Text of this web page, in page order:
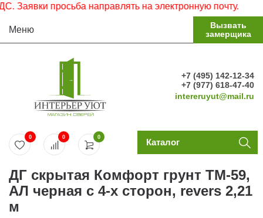
просьба направлять на электронную почту.
Меню
Вызвать
замерщика
+7 (495) 142-12-34
+7 (977) 618-47-40
intereruyut@mail.ru
0
0 0 Каталог
ДГ скрытая Комфорт грунт ТМ-59,
АЛ черная с 4-х сторон, revers 2,21
м